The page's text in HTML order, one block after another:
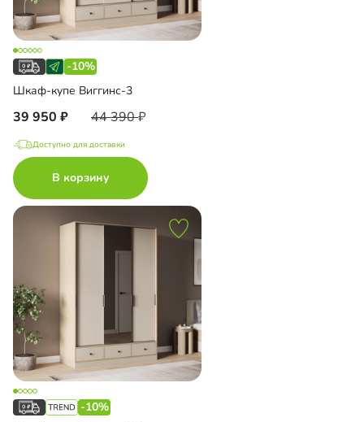
-10%
Шкаф-купе Виггинс-3
39 950 44 390
Доступно для доставки
В корзину
-10%